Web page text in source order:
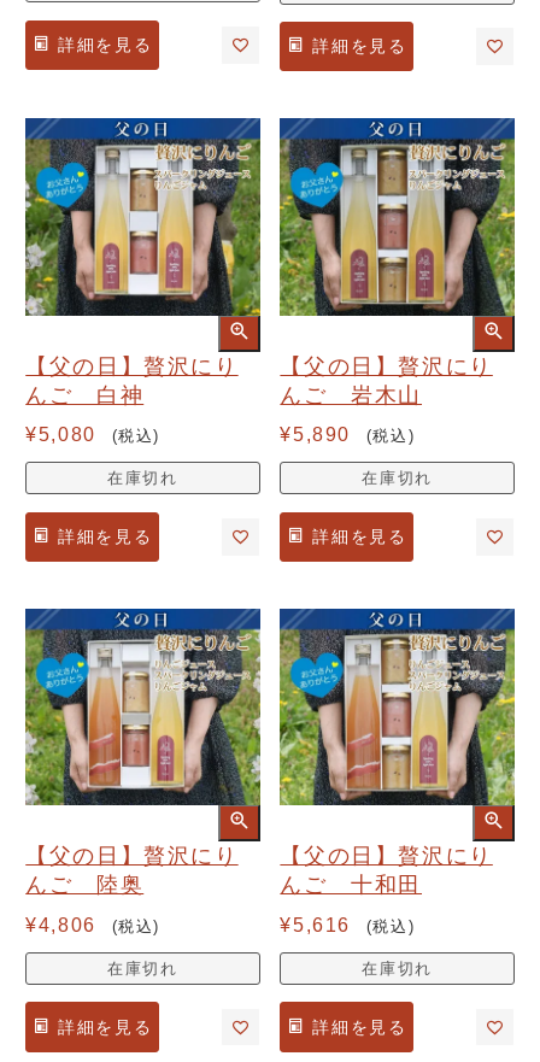
詳細を見る 詳細を見る
【父の日】贅沢にり
んご 白神
¥5,080 税込
在庫切れ
詳細を見る
【父の日】贅沢にり
んご 岩木山
¥5,890 税込
在庫切れ
詳細を見る
【父の日】贅沢にり
んご 陸奥
¥4,806 税込
在庫切れ
詳細を見る
【父の日】贅沢にり
んご 十和田
¥5,616 税込
在庫切れ
詳細を見る